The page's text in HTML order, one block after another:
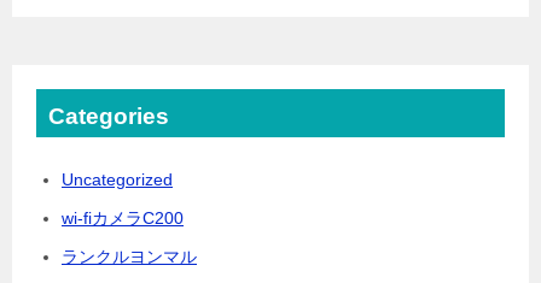
Categories
Uncategorized
wi-fiカメラC200
ランクルヨンマル